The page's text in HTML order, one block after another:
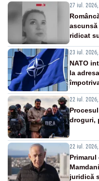
27 iul.
ridicat
23 iul.
NATO
la
22 iul. 2026,
droguri,
22 iul.
Primarul
juridică